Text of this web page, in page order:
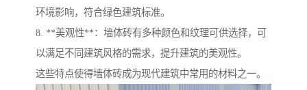
环境影响，符合绿色建筑标准。
8. **美观性**：墙体砖有多种颜色和纹理可供选择，可
以满足不同建筑风格的需求，提升建筑的美观性。
这些特点使得墙体砖成为现代建筑中常用的材料之一。